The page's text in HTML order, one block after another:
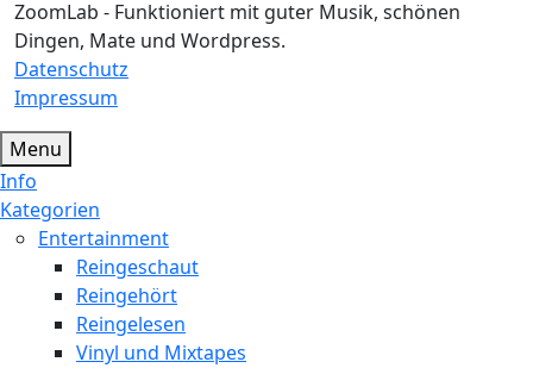
ZoomLab - Funktioniert mit guter Musik, schönen
Dingen, Mate und Wordpress.
Datenschutz
Impressum
Menu
Info
Kategorien
Entertainment
Reingeschaut
Reingehört
Reingelesen
Vinyl und Mixtapes